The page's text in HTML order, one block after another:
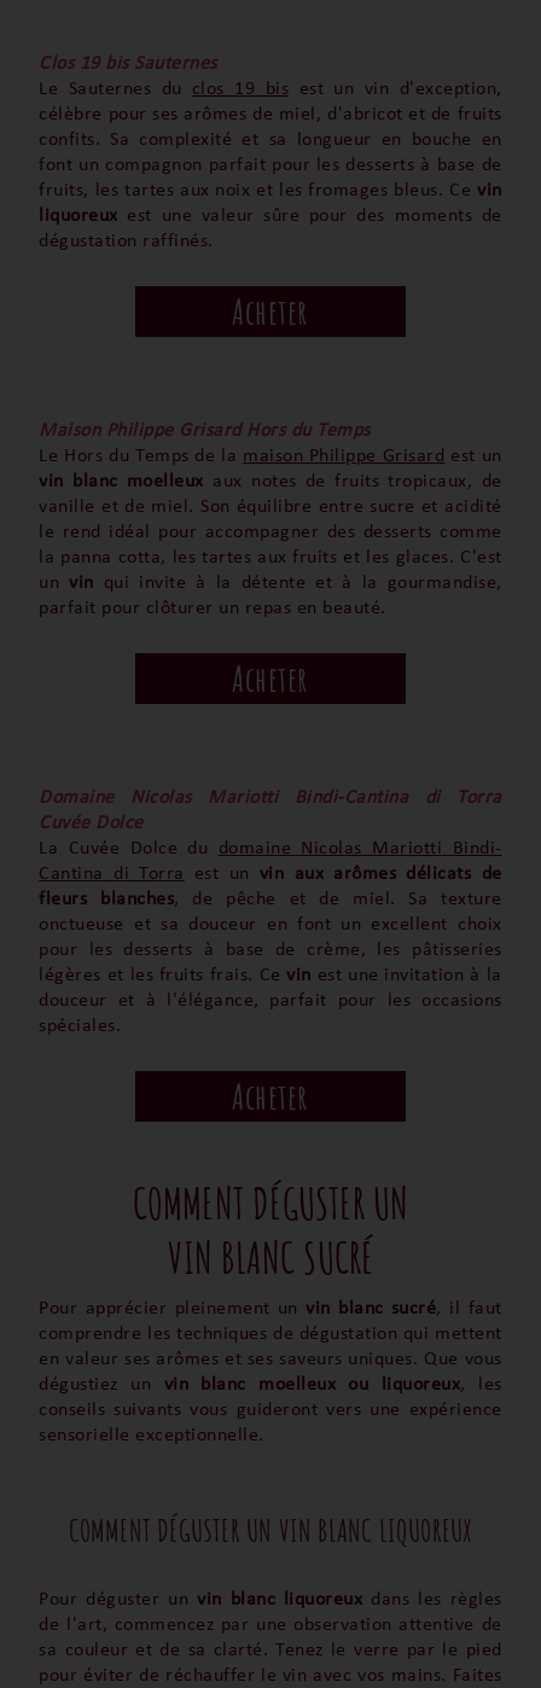
Clos 19 bis Sauternes
Le Sauternes du clos 19 bis est un vin d'exception,
célèbre pour ses arômes de miel, d'abricot et de fruits
confits. Sa complexité et sa longueur en bouche en
font un compagnon parfait pour les desserts à base de
fruits, les tartes aux noix et les fromages bleus. Cevin
liquoreux est une valeur sûre pour des moments de
dégustation raffinés.
Acheter
Maison Philippe Grisard Hors du Temps
Le Hors du Temps de la maison Philippe Grisard est un
vin blanc moelleux aux notes de fruits tropicaux, de
vanille et de miel. Son équilibre entre sucre et acidité
le rend idéal pour accompagner des desserts comme
la panna cotta, les tartes aux fruits et les glaces. C'est
unvin qui invite à la détente et à la gourmandise,
parfait pour clôturer un repas en beauté.
Acheter
Domaine Nicolas Mariotti Bindi-Cantina di Torra
Cuvée Dolce
La Cuvée Dolce du domaine Nicolas Mariotti Bindi-
Cantina di Torra
est un vin aux arômes délicats de
fleurs blanches, de pêche et de miel. Sa texture
onctueuse et sa douceur en font un excellent choix
pour les desserts à base de crème, les pâtisseries
légères et les fruits frais. Cevin est une invitation à la
douceur et à l'élégance, parfait pour les occasions
spéciales.
Acheter
COMMENT DÉGUSTER UN
VIN BLANC SUCRÉ
Pour apprécier pleinement unvin blanc sucré, il faut
comprendre les techniques de dégustation qui mettent
en valeur ses arômes et ses saveurs uniques. Que vous
dégustiez un vin blanc moelleux ou liquoreux, les
conseils suivants vous guideront vers une expérience
sensorielle exceptionnelle.
COMMENT DÉGUSTER UN VIN BLANC LIQUOREUX
Pour déguster unvin blanc liquoreux dans les règles
de l'art, commencez par une observation attentive de
sa couleur et de sa clarté. Tenez le verre par le pied
pour éviter de réchauffer le vin avec vos mains. Faites